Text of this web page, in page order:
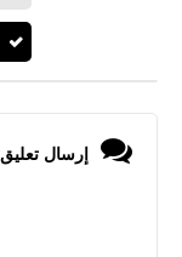
إرسال تعليق